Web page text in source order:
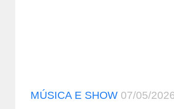
MÚSICA E SHOW 07/05/